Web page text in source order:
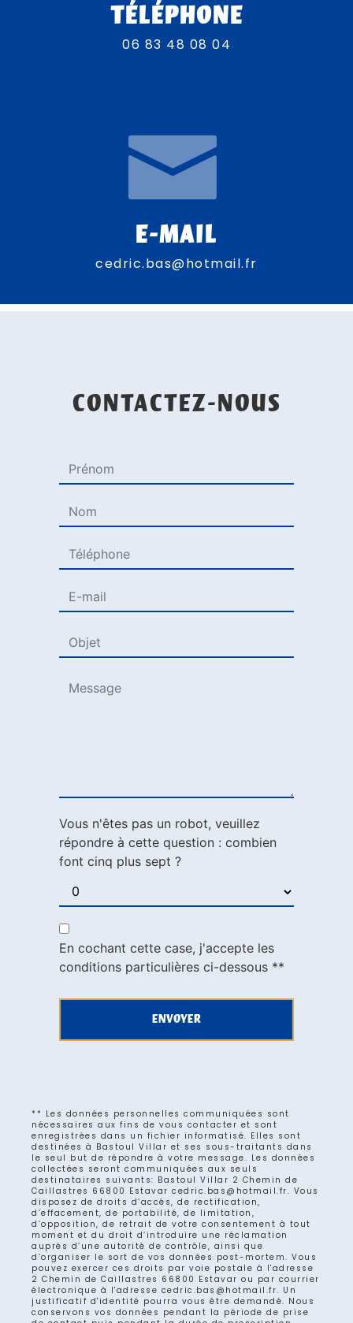
TÉLÉPHONE
06 83 48 08 04
E-MAIL
cedric.bas@hotmail.fr
CONTACTEZ-NOUS
Vous n'êtes pas un robot, veuillez
répondre à cette question : combien
font cinq plus sept ?
En cochant cette case, j'accepte les
conditions particulières ci-dessous **
ENVOYER
** Les données personnelles communiquées sont
nécessaires aux fins de vous contacter et sont
enregistrées dans un fichier informatisé. Elles sont
destinées à Bastoul Villar et ses sous-traitants dans
le seul but de répondre à votre message. Les données
collectées seront communiquées aux seuls
destinataires suivants: Bastoul Villar 2 Chemin de
Caillastres 66800 Estavar cedric.bas@hotmail.fr. Vous
disposez de droits d’accès, de rectification,
d’effacement, de portabilité, de limitation,
d’opposition, de retrait de votre consentement à tout
moment et du droit d’introduire une réclamation
auprès d’une autorité de contrôle, ainsi que
d’organiser le sort de vos données post-mortem. Vous
pouvez exercer ces droits par voie postale à l'adresse
2 Chemin de Caillastres 66800 Estavar ou par courrier
électronique à l'adresse cedric.bas@hotmail.fr. Un
justificatif d'identité pourra vous être demandé. Nous
conservons vos données pendant la période de prise